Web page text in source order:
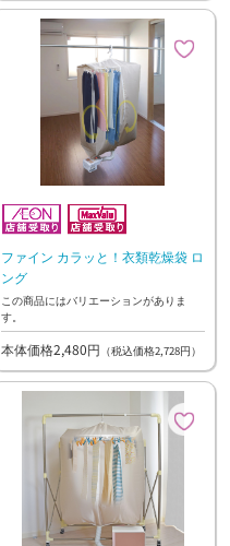
ファイン カラッと！衣類乾燥袋 ロ
ング
この商品にはバリエーションがありま
す。
本体価格2,480円 （税込価格2,728円）